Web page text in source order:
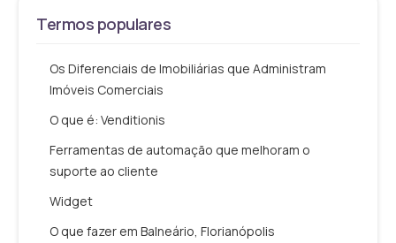
Termos populares
Os Diferenciais de Imobiliárias que Administram
Imóveis Comerciais
O que é: Venditionis
Ferramentas de automação que melhoram o
suporte ao cliente
Widget
O que fazer em Balneário, Florianópolis